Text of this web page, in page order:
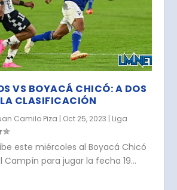
VS BOYACÁ CHICÓ: A DOS
CLASIFICACIÓN
Camilo Piza | Oct 25, 2023 | Liga
este miércoles al Boyacá Chicó
Campín para jugar la fecha 19...